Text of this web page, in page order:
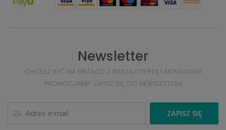
Newsletter
CHCESZ BYĆ NA BIEŻĄCO Z NASZĄ OFERTĄ I AKTUALNYMI
PROMOCJAMI? ZAPISZ SIĘ DO NEWSLETTERA
ZAPISZ SIĘ